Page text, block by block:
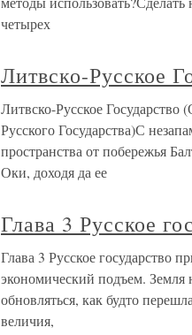
четырех
Литвско-Русское
Литвско-Русское
Русского Государства)С
пространства от побережья
Оки, доходя да ее
Глава 3 Русское
Глава 3 Русское
экономический подъем. Земля
обновляться, как будто
величия,